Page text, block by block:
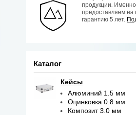
продукции.
предоставляем на
гарантию 5 лет.
Каталог
Кейсы
Алюминий 1.5 мм
Оцинковка 0.8 мм
Композит 3.0 мм